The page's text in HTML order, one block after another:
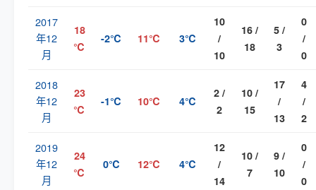
2017
年12
月
18
℃
-2℃ 11℃ 3℃
10
/
10
16 /
18
5 /
3
0
/
0
2018
年12
月
23
℃
-1℃ 10℃ 4℃
2 /
2
10 /
15
17
/
13
4
/
2
2019
年12
月
24
℃
0℃ 12℃ 4℃
12
/
14
10 /
7
9 /
10
0
/
0